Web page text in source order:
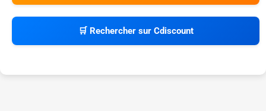
🛒 Rechercher sur Cdiscount